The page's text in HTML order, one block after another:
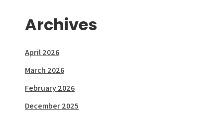
Archives
April 2026
March 2026
February 2026
December 2025